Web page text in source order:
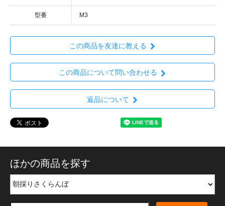
型番 M3
この商品を友達に教える
この商品について問い合わせる
返品について
ほかの商品を探す